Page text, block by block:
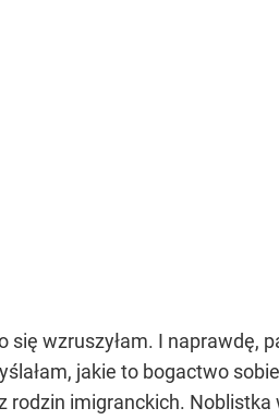
się wzruszyłam. I
jakie to bogactwo
rodzin imigranckich.